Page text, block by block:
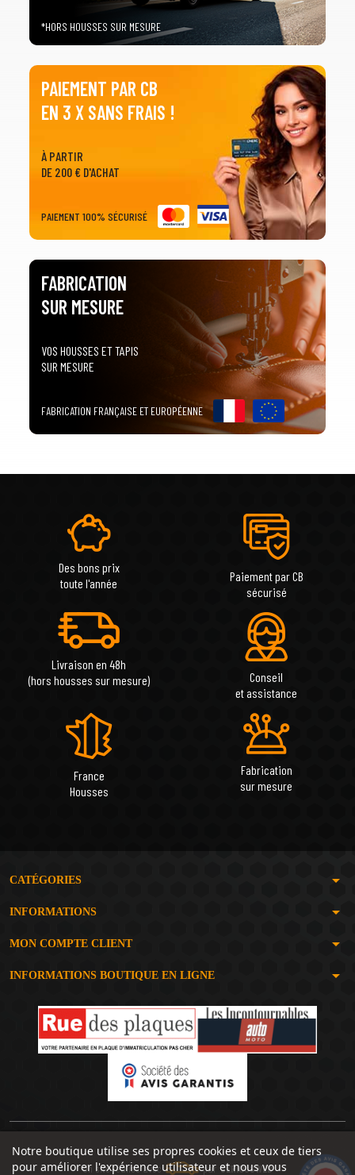
*HORS HOUSSES SUR MESURE
PAIEMENT PAR CB
EN 3 X SANS FRAIS !
À PARTIR
DE 200 € D'ACHAT
PAIEMENT 100% SÉCURISÉ
FABRICATION
SUR MESURE
VOS HOUSSES ET TAPIS
SUR MESURE
FABRICATION FRANÇAISE ET EUROPÉENNE
Des bons prix
toute l'année
Paiement par CB
sécurisé
Livraison en 48h
(hors housses sur mesure)
Conseil
et assistance
France
Housses
Fabrication
sur mesure
CATÉGORIES arrow_drop_down
INFORMATIONS arrow_drop_down
MON COMPTE CLIENT arrow_drop_down
INFORMATIONS BOUTIQUE EN LIGNE arrow_drop_down
Notre boutique utilise ses propres cookies et ceux de tiers
pour améliorer l'expérience utilisateur et nous vous
Un site réalisé avec par SERIOUSWEB